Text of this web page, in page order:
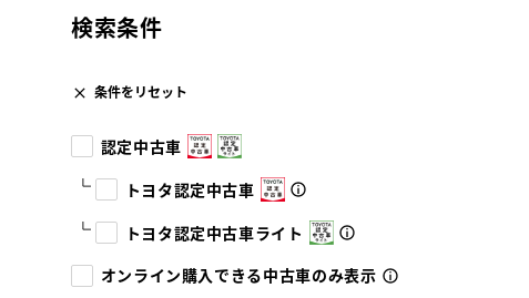
検索条件
条件をリセット
認定中古車
トヨタ認定中古車
トヨタ認定中古車ライト
オンライン購入できる中古車のみ表示